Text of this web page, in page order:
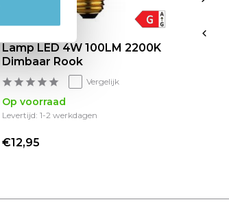
Lamp LED 4W 100LM 2200K
Dimbaar Rook
Vergelijk
Op voorraad
Levertijd: 1-2 werkdagen
€12,95